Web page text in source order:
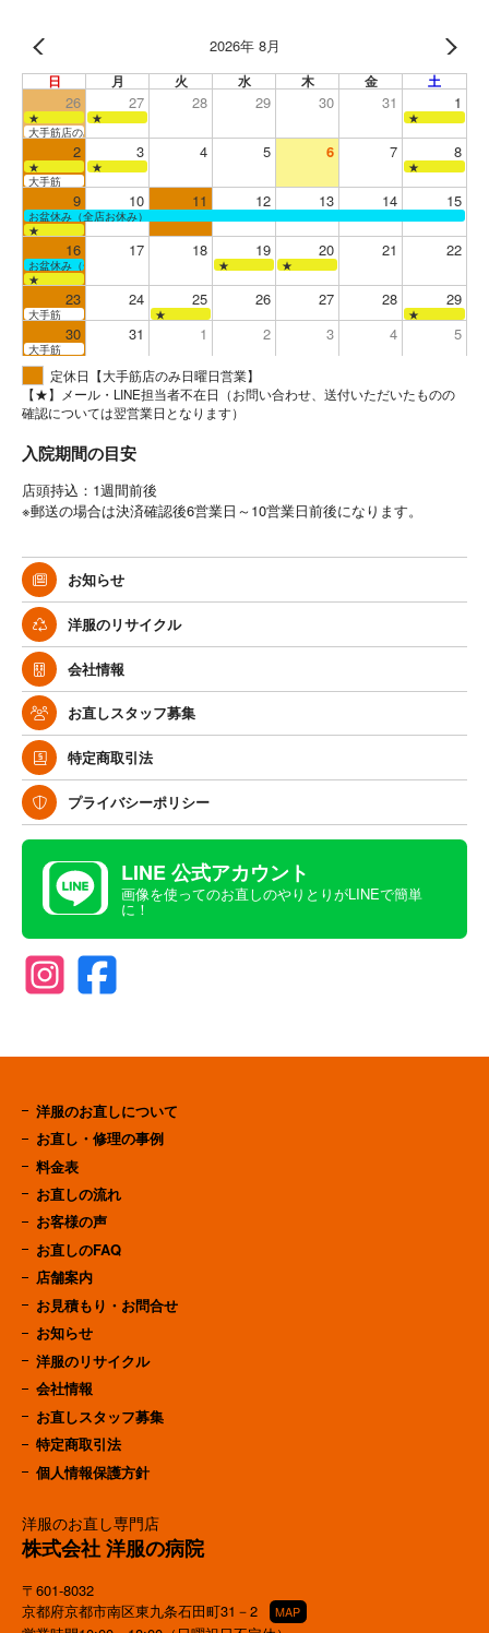
2026年 8月
日 月 火 水 木 金 土
26 27 28 29 30 31 1
★ ★
★
大手筋店のみ営業
2 3 4 5 6 7 8
★ ★
★
大手筋
9 10 11 12 13 14 15
お盆休み（全店お休み）
★
16 17 18 19 20 21 22
お盆休み（全店お休み） ★
★
★
23 24 25 26 27 28 29
大手筋 ★ ★
30 31 1 2 3 4 5
大手筋
定休日【大手筋店のみ日曜日営業】
【★】メール・LINE担当者不在日（お問い合わせ、送付いただいたものの
確認については翌営業日となります）
入院期間の目安
店頭持込：1週間前後
※郵送の場合は決済確認後6営業日～10営業日前後になります。
お知らせ
洋服のリサイクル
会社情報
お直しスタッフ募集
特定商取引法
プライバシーポリシー
LINE 公式アカウント
画像を使ってのお直しのやりとりがLINEで簡単
に！
洋服のお直し専門店
株式会社 洋服の病院
〒601-8032
京都府京都市南区東九条石田町31－2
MAP
洋服のお直しについて
お直し・修理の事例
料金表
お直しの流れ
お客様の声
お直しのFAQ
店舗案内
お見積もり・お問合せ
お知らせ
洋服のリサイクル
会社情報
お直しスタッフ募集
特定商取引法
個人情報保護方針